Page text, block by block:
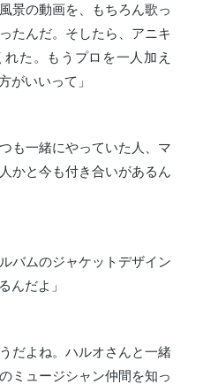
景の動画を、もちろん歌っ
たんだ。そしたら、アニキ
た。もうプロを一人加え
がいいって」
も一緒にやっていた人、マ
かと今も付き合いがあるん
バムのジャケットデザイン
んだよ」
だよね。ハルオさんと一緒
ミュージシャン仲間を知っ